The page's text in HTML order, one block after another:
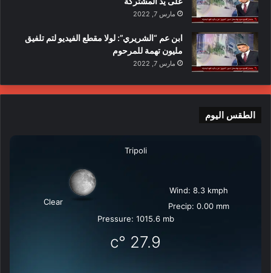
مارس 7, 2022
ابن عم “الشريري”: لولا مقطع الفيديو لتم تلفيق
مليون تهمة للمرحوم
مارس 7, 2022
الطقس اليوم
Tripoli
Clear
Wind: 8.3 kmph
Precip: 0.00 mm
Pressure: 1015.6 mb
27.9
°c